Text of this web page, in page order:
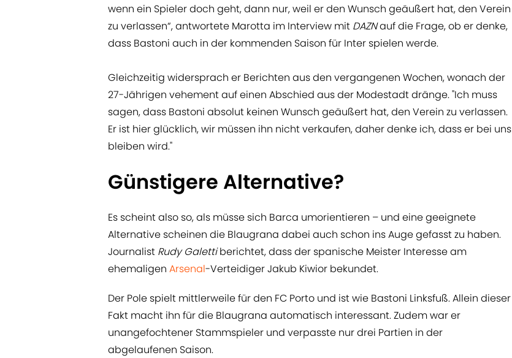
wenn ein Spieler doch geht, dann nur, weil er den Wunsch geäußert hat, den Verein
zu verlassen“, antwortete Marotta im Interview mit DAZNauf die Frage, ob er denke,
dass Bastoni auch in der kommenden Saison für Inter spielen werde.
Gleichzeitig widersprach er Berichten aus den vergangenen Wochen, wonach der
27-Jährigen vehement auf einen Abschied aus der Modestadt dränge. "Ich muss
sagen, dass Bastoni absolut keinen Wunsch geäußert hat, den Verein zu verlassen.
Er ist hier glücklich, wir müssen ihn nicht verkaufen, daher denke ich, dass er bei uns
bleiben wird."
Günstigere Alternative?
Es scheint also so, als müsse sich Barca umorientieren – und eine geeignete
Alternative scheinen die Blaugrana dabei auch schon ins Auge gefasst zu haben.
Journalist Rudy Galettiberichtet, dass der spanische Meister Interesse am
ehemaligen Arsenal-Verteidiger Jakub Kiwior bekundet.
Der Pole spielt mittlerweile für den FC Porto und ist wie Bastoni Linksfuß. Allein dieser
Fakt macht ihn für die Blaugrana automatisch interessant. Zudem war er
unangefochtener Stammspieler und verpasste nur drei Partien in der
abgelaufenen Saison.